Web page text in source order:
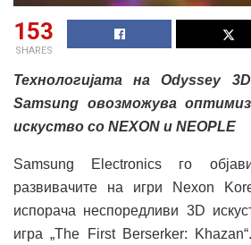
153
SHARES
Технологијата на Odyssey
Samsung овозможува
искуство со NEXON и NEOPLE
Samsung Electronics го
развивачите на игри Nexon
испорача неспоредливи 3D
игра „The First Berserker: